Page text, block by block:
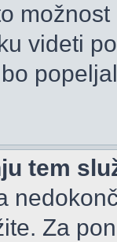
videti
tem
Za